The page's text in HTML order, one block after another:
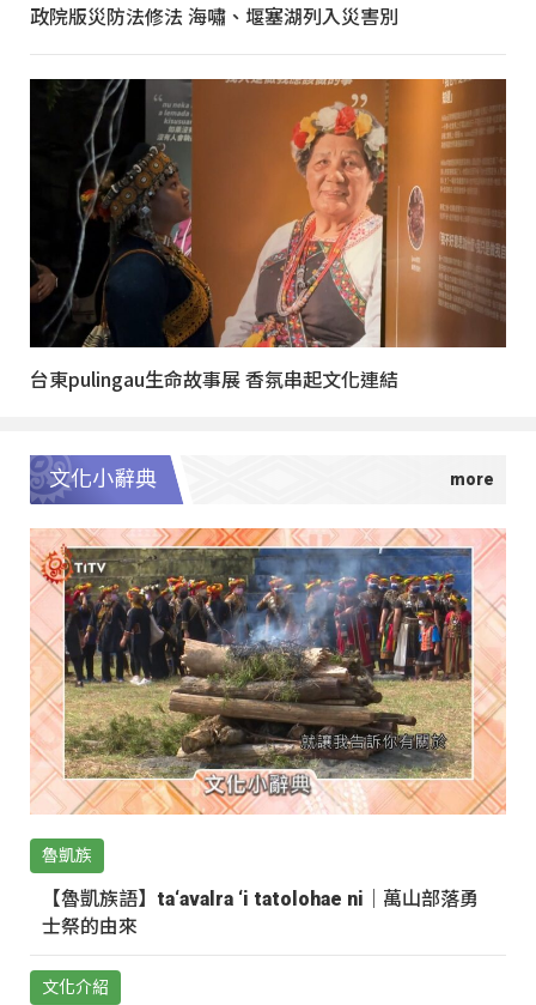
政院版災防法修法 海嘯、堰塞湖列入災害別
台東pulingau生命故事展 香氛串起文化連結
文化小辭典
魯凱族
【魯凱族語】ta‘avalra ‘i tatolohae ni｜萬山部落勇
士祭的由來
文化介紹